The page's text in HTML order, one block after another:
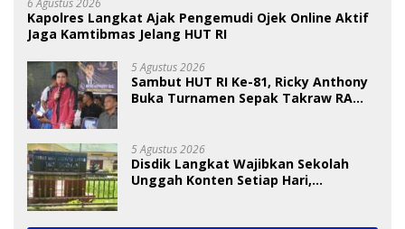
Kapolres Langkat Ajak Pengemudi Ojek Online Aktif
Jaga Kamtibmas Jelang HUT RI
5 Agustus 2026
Sambut HUT RI Ke-81, Ricky Anthony
Buka Turnamen Sepak Takraw RA
5 Agustus 2026
Disdik Langkat Wajibkan Sekolah
Unggah Konten Setiap Hari,